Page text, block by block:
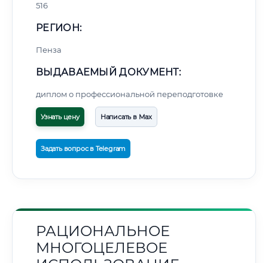
516
РЕГИОН:
Пенза
ВЫДАВАЕМЫЙ ДОКУМЕНТ:
диплом о профессиональной переподготовке
Узнать цену Написать в Max
Задать вопрос в Telegram
РАЦИОНАЛЬНОЕ
МНОГОЦЕЛЕВОЕ